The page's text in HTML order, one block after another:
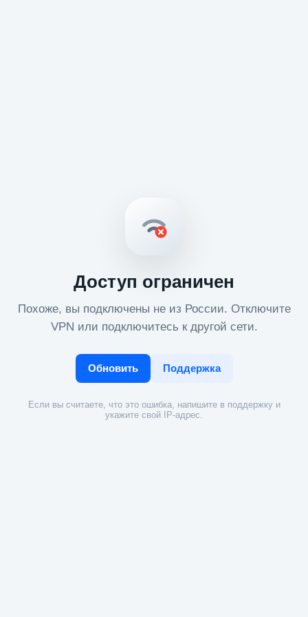
Доступ ограничен
Похоже, вы подключены не из России. Отключите
VPN или подключитесь к другой сети.
Обновить Поддержка
Если вы считаете, что это ошибка, напишите в поддержку и
укажите свой IP-адрес.